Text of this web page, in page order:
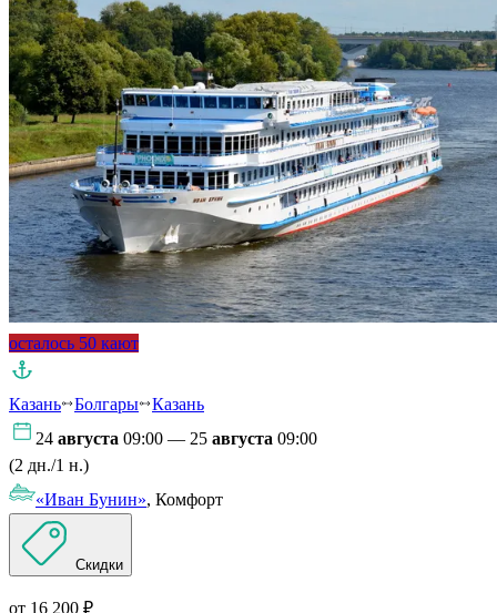
осталось 50 кают
Казань Болгары
Казань
24 августа 09:00 — 25 августа 09:00
(2 дн./1 н.)
«Иван Бунин», Комфорт
Скидки
от 16 200 ₽